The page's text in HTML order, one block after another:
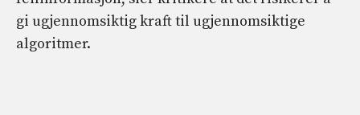
gi ugjennomsiktig kraft til ugjennomsiktige
algoritmer.